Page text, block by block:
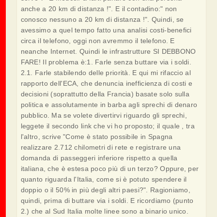
anche a 20 km di distanza !". E il contadino:" non
conosco nessuno a 20 km di distanza !". Quindi, se
avessimo a quel tempo fatto una analisi costi-benefici
circa il telefono, oggi non avremmo il telefono. E
neanche Internet. Quindi le infrastrutture SI DEBBONO
FARE! Il problema è:1. Farle senza buttare via i soldi.
2.1. Farle stabilendo delle priorità. E qui mi rifaccio al
rapporto dell'ECA, che denuncia inefficienza di costi e
decisioni (soprattutto della Francia) basate solo sulla
politica e assolutamente in barba agli sprechi di denaro
pubblico. Ma se volete divertirvi riguardo gli sprechi,
leggete il secondo link che vi ho proposto; il quale , tra
l'altro, scrive "Come è stato possibile in Spagna
realizzare 2.712 chilometri di rete e registrare una
domanda di passeggeri inferiore rispetto a quella
italiana, che è estesa poco più di un terzo? Oppure, per
quanto riguarda l'Italia, come si è potuto spendere il
doppio o il 50% in più degli altri paesi?". Ragioniamo,
quindi, prima di buttare via i soldi. E ricordiamo (punto
2.) che al Sud Italia molte linee sono a binario unico.